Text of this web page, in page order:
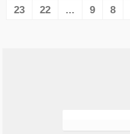
8
9
...
22
23